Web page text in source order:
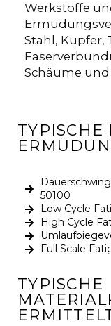
Werkstoffe
Stahl, Kupfer,
Schäume
TYPISCHE
50100
Low Cycle
High Cycle
Full Scale
TYPISCHE